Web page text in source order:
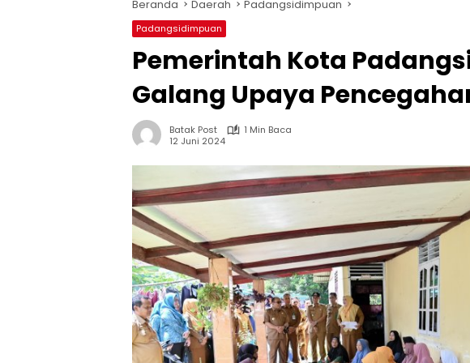
Beranda Daerah Padangsidimpuan
Padangsidimpuan
Pemerintah Kota
Galang Upaya
Batak Post
1 Min Baca
12 Juni 2024